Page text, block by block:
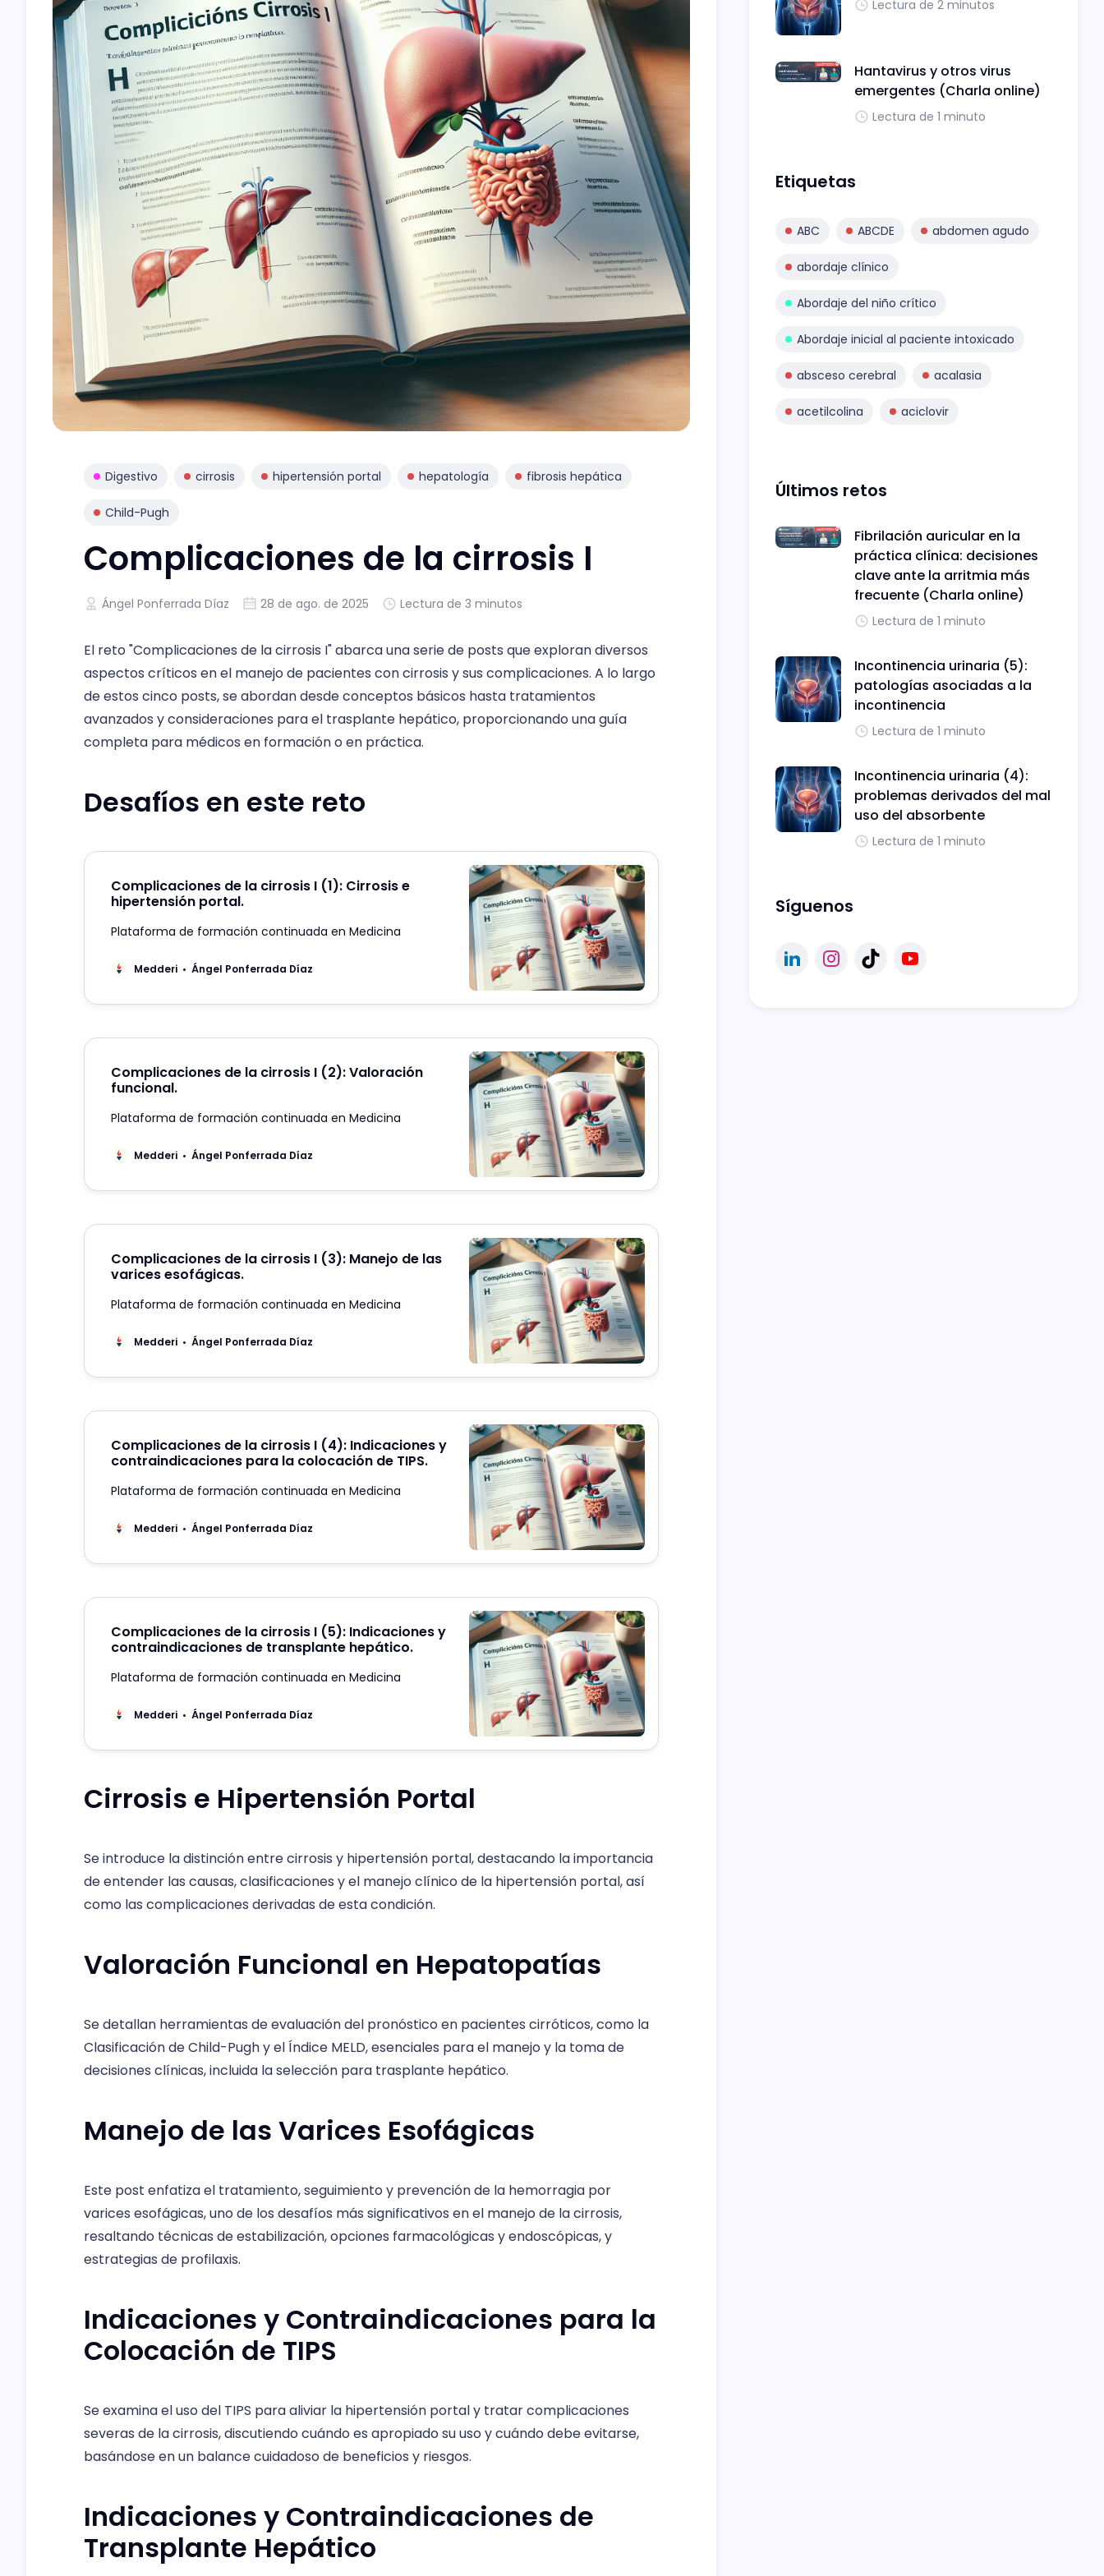
Digestivo cirrosis hipertensión portal hepatología fibrosis hepática
Child-Pugh
Complicaciones de la cirrosis I
Ángel Ponferrada Díaz 28 de ago. de 2025 Lectura de 3 minutos
El reto "Complicaciones de la cirrosis I" abarca una serie de posts que exploran diversos
aspectos críticos en el manejo de pacientes con cirrosis y sus complicaciones. A lo largo
de estos cinco posts, se abordan desde conceptos básicos hasta tratamientos
avanzados y consideraciones para el trasplante hepático, proporcionando una guía
completa para médicos en formación o en práctica.
Desafíos en este reto
Complicaciones de la cirrosis I (1): Cirrosis e
hipertensión portal.
Plataforma de formación continuada en Medicina
Medderi Ángel Ponferrada Díaz
Complicaciones de la cirrosis I (2): Valoración
funcional.
Plataforma de formación continuada en Medicina
Medderi Ángel Ponferrada Díaz
Complicaciones de la cirrosis I (3): Manejo de las
varices esofágicas.
Plataforma de formación continuada en Medicina
Medderi Ángel Ponferrada Díaz
Complicaciones de la cirrosis I (4): Indicaciones y
contraindicaciones para la colocación de TIPS.
Plataforma de formación continuada en Medicina
Medderi Ángel Ponferrada Díaz
Complicaciones de la cirrosis I (5): Indicaciones y
contraindicaciones de transplante hepático.
Plataforma de formación continuada en Medicina
Medderi Ángel Ponferrada Díaz
Cirrosis e Hipertensión Portal
Se introduce la distinción entre cirrosis y hipertensión portal, destacando la importancia
de entender las causas, clasificaciones y el manejo clínico de la hipertensión portal, así
como las complicaciones derivadas de esta condición.
Valoración Funcional en Hepatopatías
Se detallan herramientas de evaluación del pronóstico en pacientes cirróticos, como la
Clasificación de Child-Pugh y el Índice MELD, esenciales para el manejo y la toma de
decisiones clínicas, incluida la selección para trasplante hepático.
Manejo de las Varices Esofágicas
Este post enfatiza el tratamiento, seguimiento y prevención de la hemorragia por
varices esofágicas, uno de los desafíos más significativos en el manejo de la cirrosis,
resaltando técnicas de estabilización, opciones farmacológicas y endoscópicas, y
estrategias de profilaxis.
Indicaciones y Contraindicaciones para la
Colocación de TIPS
Se examina el uso del TIPS para aliviar la hipertensión portal y tratar complicaciones
severas de la cirrosis, discutiendo cuándo es apropiado su uso y cuándo debe evitarse,
basándose en un balance cuidadoso de beneficios y riesgos.
Indicaciones y Contraindicaciones de
Transplante Hepático
Lectura de 2 minutos
Hantavirus y otros virus
emergentes (Charla online)
Lectura de 1 minuto
Etiquetas
ABC ABCDE abdomen agudo
abordaje clínico
Abordaje del niño crítico
Abordaje inicial al paciente intoxicado
absceso cerebral acalasia
acetilcolina aciclovir
Últimos retos
Fibrilación auricular en la
práctica clínica: decisiones
clave ante la arritmia más
frecuente (Charla online)
Lectura de 1 minuto
Incontinencia urinaria (5):
patologías asociadas a la
incontinencia
Lectura de 1 minuto
Incontinencia urinaria (4):
problemas derivados del mal
uso del absorbente
Lectura de 1 minuto
Síguenos